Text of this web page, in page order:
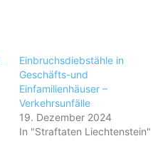
Einbruchsdiebstähle in
Geschäfts-und
Einfamilienhäuser –
Verkehrsunfälle
19. Dezember 2024
In "Straftaten Liechtenstein"